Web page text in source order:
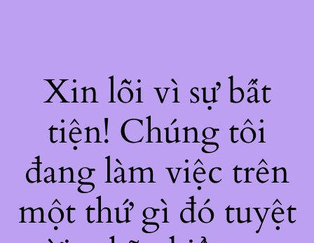
Xin lỗi vì sự bất
tiện! Chúng tôi
đang làm việc trên
một thứ gì đó tuyệt